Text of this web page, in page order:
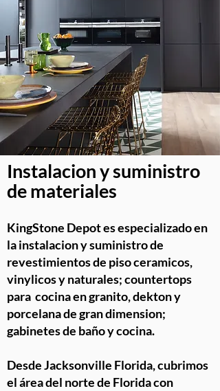
Instalacion y suministro
de materiales
KingStone Depot es especializado en
la instalacion y suministro de
revestimientos de piso ceramicos,
vinylicos y naturales; countertops
para cocina en granito, dekton y
porcelana de gran dimension;
gabinetes de baño y cocina.
Desde Jacksonville Florida, cubrimos
el área del norte de Florida con